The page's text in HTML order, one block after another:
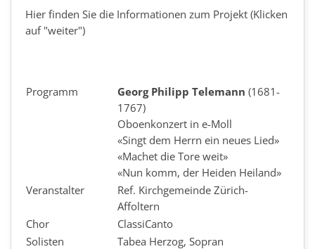
Hier finden Sie die Informationen zum Projekt (Klicken
auf "weiter")
Programm Georg Philipp Telemann (1681-
1767)
Oboenkonzert in e-Moll
«Singt dem Herrn ein neues Lied»
«Machet die Tore weit»
«Nun komm, der Heiden Heiland»
Veranstalter
Ref. Kirchgemeinde Zürich-
Affoltern
Chor
ClassiCanto
Solisten
Tabea Herzog, Sopran